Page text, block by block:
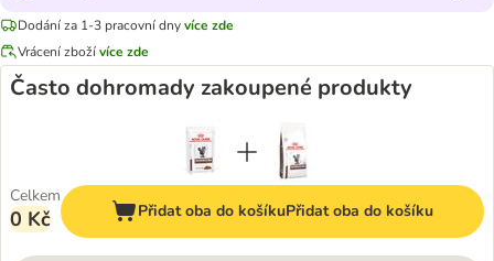
Dodání za 1-3 pracovní dnyvíce zde
Vrácení zbožívíce zde
Často dohromady zakoupené produkty
Celkem
0 Kč Přidat oba do košíkuPřidat oba do košíku